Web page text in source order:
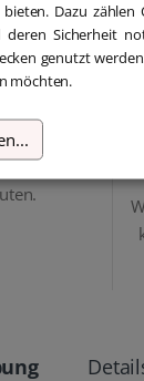
bieten. Dazu
Sicherheit
genutzt
möchten.
...